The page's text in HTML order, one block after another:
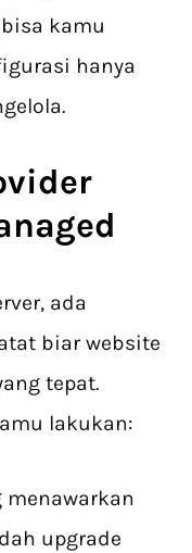
kamu
hanya
ada
biar website
tepat.
lakukan:
menawarkan
upgrade